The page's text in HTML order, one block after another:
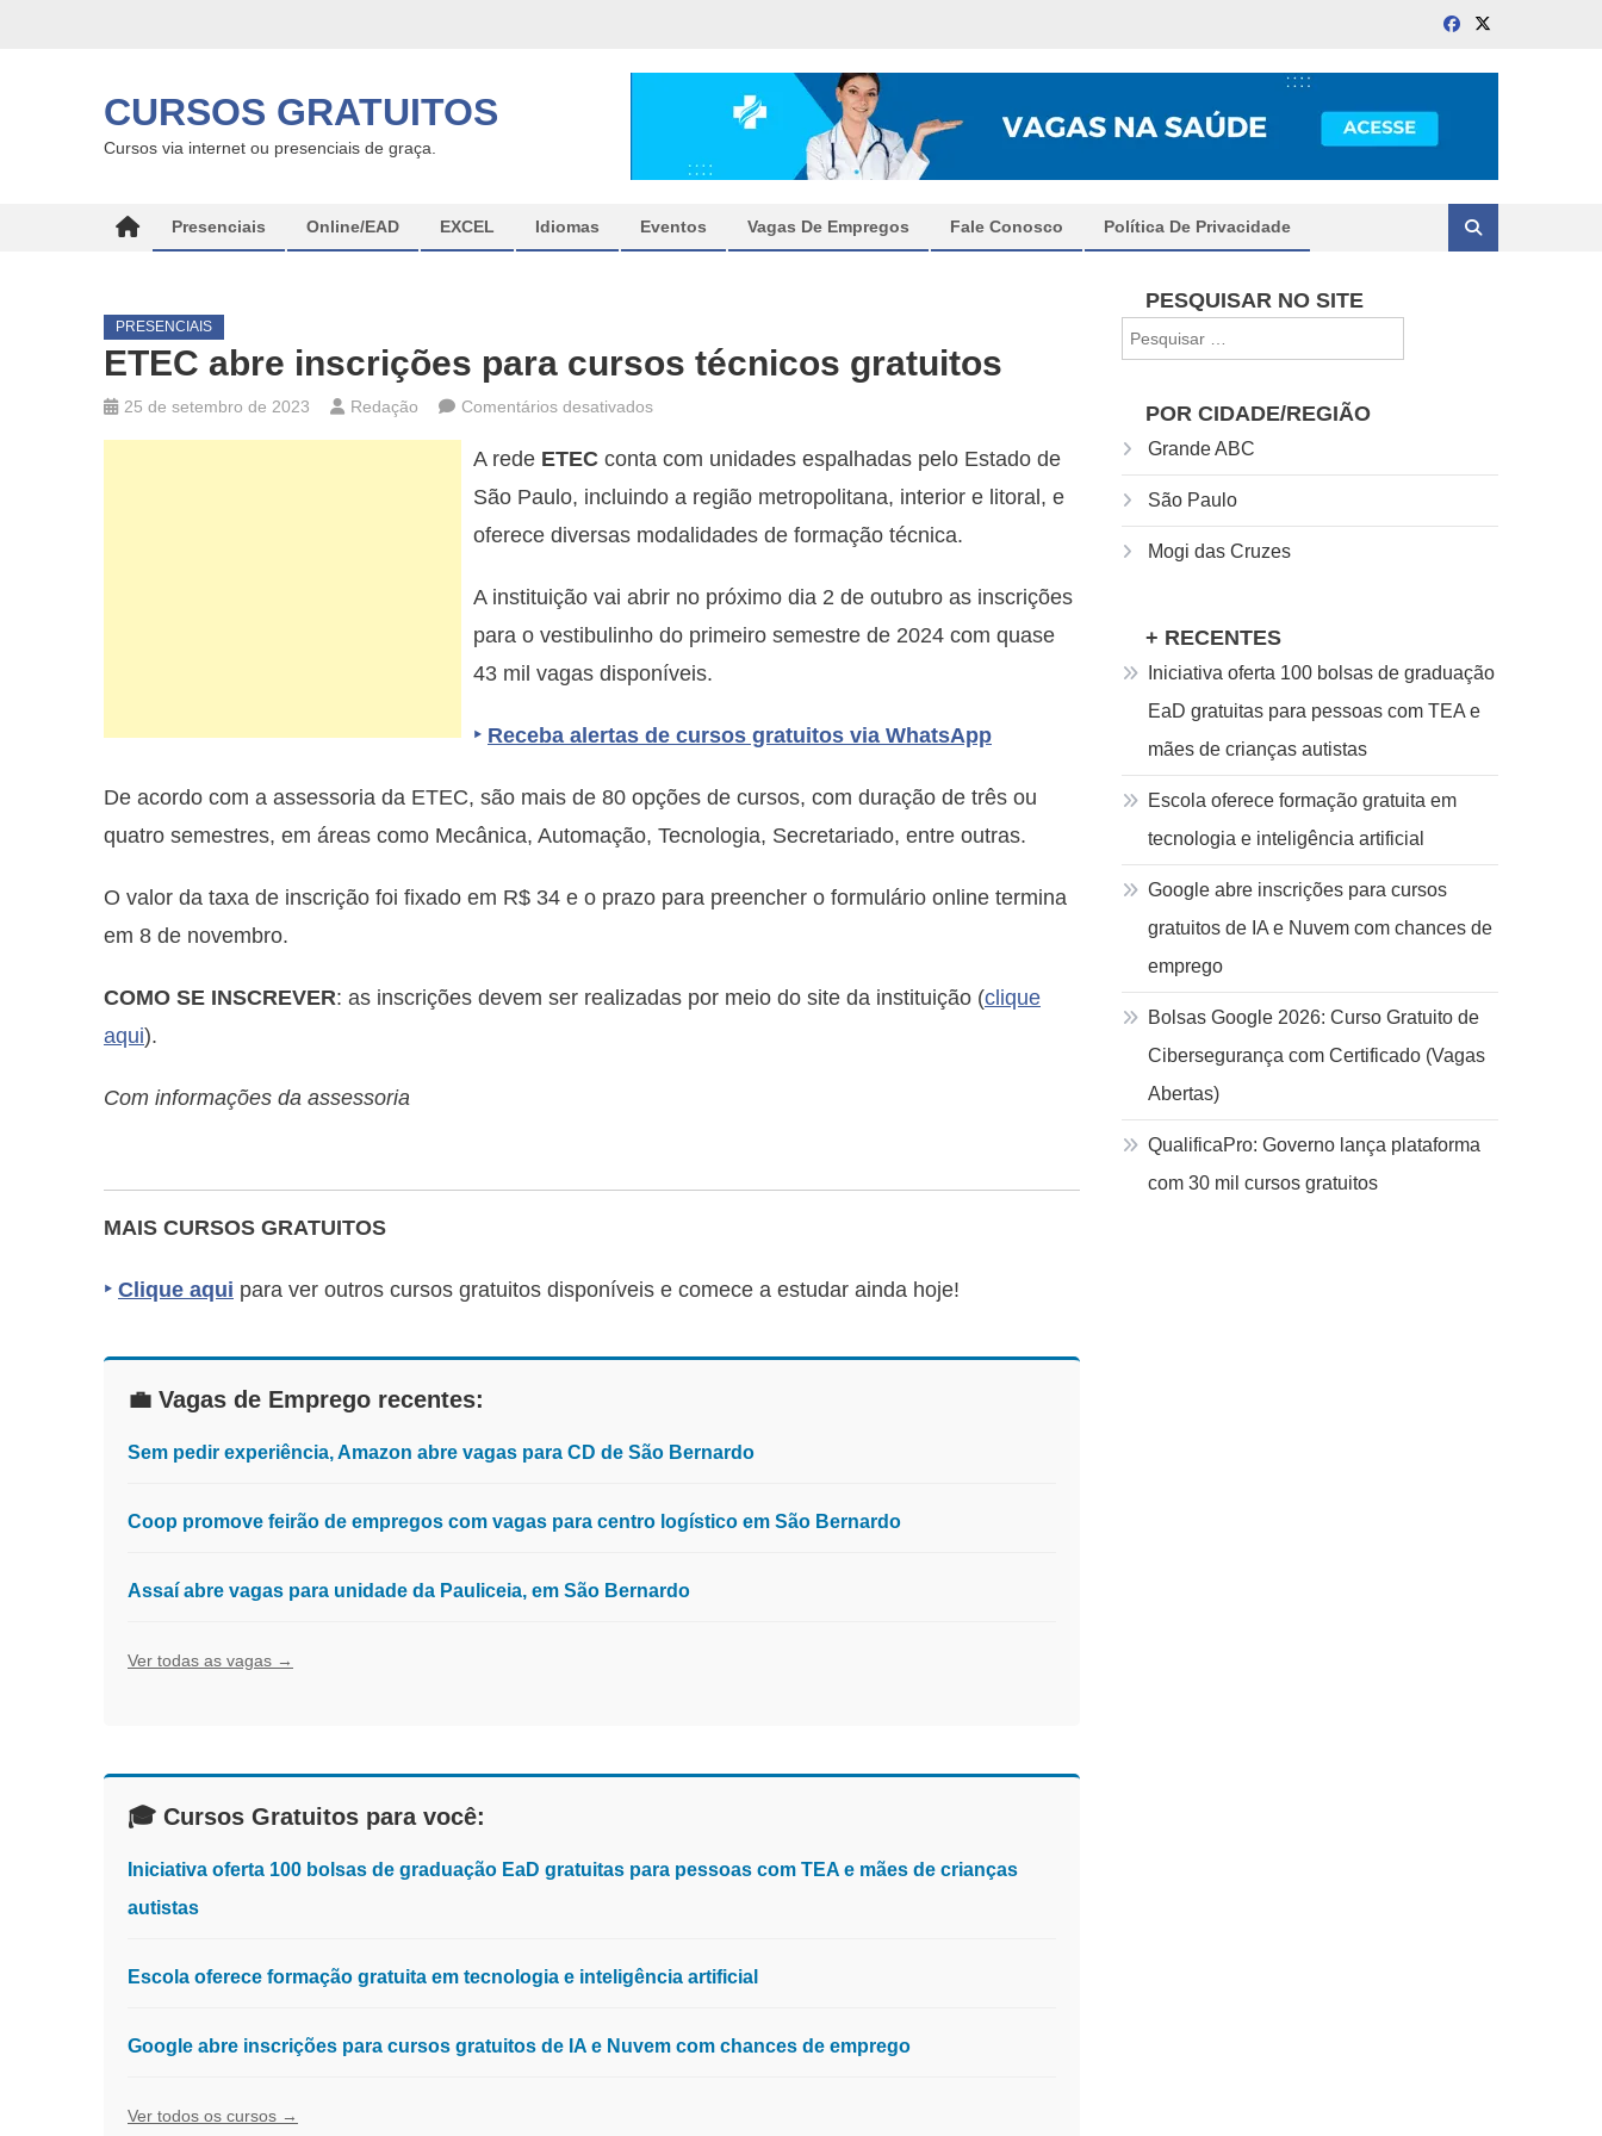
CURSOS GRATUITOS
Cursos via internet ou presenciais de graça.
Presenciais Online/EAD EXCEL Idiomas Eventos Vagas De Empregos Fale Conosco Política De Privacidade
PRESENCIAIS
ETEC abre inscrições para cursos técnicos gratuitos
25 de setembro de 2023 Redação Comentários desativados
abre
inscrições
para
gratuitos
A rede ETEC conta com unidades espalhadas pelo Estado de
São Paulo, incluindo a região metropolitana, interior e litoral, e
oferece diversas modalidades de formação técnica.
A instituição vai abrir no próximo dia 2 de outubro as inscrições
para o vestibulinho do primeiro semestre de 2024 com quase
43 mil vagas disponíveis.
‣ Receba alertas de cursos gratuitos via WhatsApp
De acordo com a assessoria da ETEC, são mais de 80 opções de cursos, com duração de três ou
quatro semestres, em áreas como Mecânica, Automação, Tecnologia, Secretariado, entre outras.
O valor da taxa de inscrição foi fixado em R$ 34 e o prazo para preencher o formulário online termina
em 8 de novembro.
COMO SE INSCREVER: as inscrições devem ser realizadas por meio do site da instituição (clique
aqui).
Com informações da assessoria
MAIS CURSOS GRATUITOS
‣ Clique aqui para ver outros cursos gratuitos disponíveis e comece a estudar ainda hoje!
💼 Vagas de Emprego recentes:
Sem pedir experiência, Amazon abre vagas para CD de São Bernardo
Coop promove feirão de empregos com vagas para centro logístico em São Bernardo
Assaí abre vagas para unidade da Pauliceia, em São Bernardo
Ver todas as vagas →
🎓 Cursos Gratuitos para você:
Iniciativa oferta 100 bolsas de graduação EaD gratuitas para pessoas com TEA e mães de crianças
autistas
Escola oferece formação gratuita em tecnologia e inteligência artificial
Google abre inscrições para cursos gratuitos de IA e Nuvem com chances de emprego
Ver todos os cursos →
PESQUISAR NO SITE
por:
POR CIDADE/REGIÃO
Grande ABC
São Paulo
Mogi das Cruzes
+ RECENTES
Iniciativa oferta 100 bolsas de graduação
EaD gratuitas para pessoas com TEA e
mães de crianças autistas
Escola oferece formação gratuita em
tecnologia e inteligência artificial
Google abre inscrições para cursos
gratuitos de IA e Nuvem com chances de
emprego
Bolsas Google 2026: Curso Gratuito de
Cibersegurança com Certificado (Vagas
Abertas)
QualificaPro: Governo lança plataforma
com 30 mil cursos gratuitos